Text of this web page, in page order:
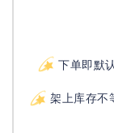
下单即默
架上库存不